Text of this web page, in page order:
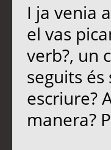
I ja venia
el vas
verb?, un
seguits
escriure?
manera?